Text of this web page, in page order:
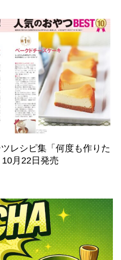
レシピ集「何度も作りた
月22日発売